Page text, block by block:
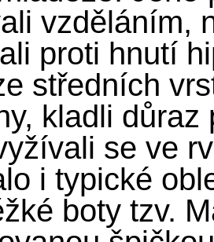
vzděláním,
proti hnutí
středních
kladli
se ve
i typické
boty tzv.